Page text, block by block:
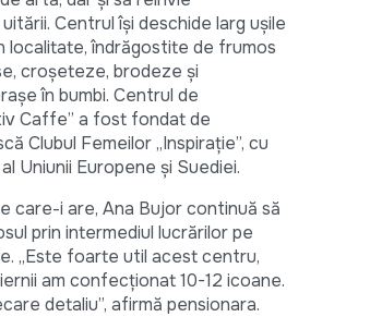
Centrul își deschide larg ușile
localitate, îndrăgostite de frumos
croșeteze, brodeze și
în bumbi. Centrul de
Caffe” a fost fondat de
Clubul Femeilor „Inspirație”, cu
Uniunii Europene și Suediei.
care-i are, Ana Bujor continuă să
prin intermediul lucrărilor pe
„Este foarte util acest centru,
am confecționat 10-12 icoane.
detaliu”, afirmă pensionara.